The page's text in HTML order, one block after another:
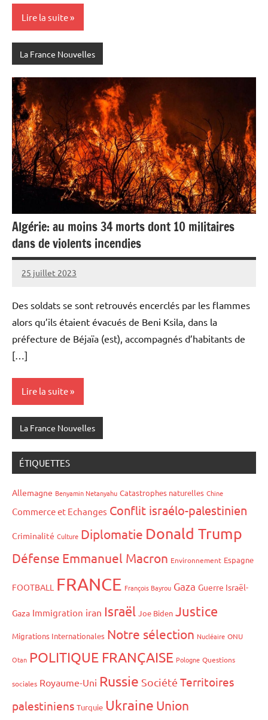
Lire la suite
La France Nouvelles
Algérie: au moins 34 morts dont 10 militaires
dans de violents incendies
25 juillet 2023
Admins
Des soldats se sont retrouvés encerclés par les flammes
alors qu’ils étaient évacués de Beni Ksila, dans la
préfecture de Béjaïa (est), accompagnés d’habitants de
[…]
Lire la suite
La France Nouvelles
ÉTIQUETTES
Allemagne Benyamin Netanyahu Catastrophes naturelles Chine
Commerce et Echanges Conflit israélo-palestinien
Criminalité Culture Diplomatie Donald Trump
Défense Emmanuel Macron Environnement Espagne
FOOTBALL FRANCE François Bayrou Gaza Guerre Israël-
Gaza Immigration iran Israël Joe Biden Justice
Migrations Internationales Notre sélection Nucléaire ONU
Otan POLITIQUE FRANÇAISE Pologne Questions
sociales Royaume-Uni Russie Société Territoires
palestiniens Turquie Ukraine Union